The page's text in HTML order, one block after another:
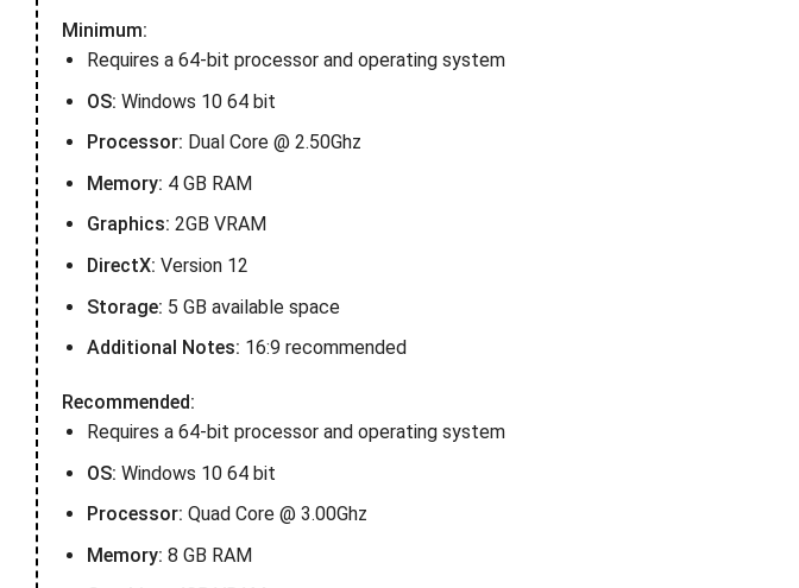
Minimum:
Requires a 64-bit processor and operating system
OS: Windows 10 64 bit
Processor: Dual Core @ 2.50Ghz
Memory: 4 GB RAM
Graphics: 2GB VRAM
DirectX: Version 12
Storage: 5 GB available space
Additional Notes: 16:9 recommended
Recommended:
Requires a 64-bit processor and operating system
OS: Windows 10 64 bit
Processor: Quad Core @ 3.00Ghz
Memory: 8 GB RAM